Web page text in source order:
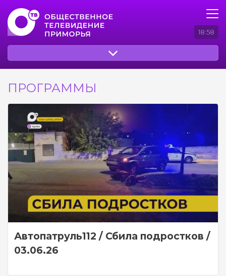
18:58
ПРОГРАММЫ
Автопатруль112 / Сбила подростков /
03.06.26